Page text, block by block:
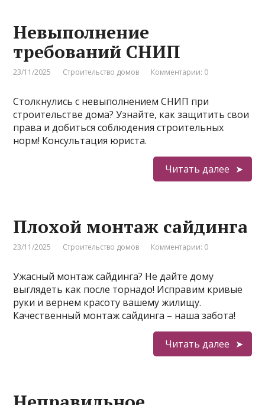
Невыполнение
требований СНИП
23/11/2025 Строительство домов Комментарии: 0
Столкнулись с невыполнением СНИП при
строительстве дома? Узнайте, как защитить свои
права и добиться соблюдения строительных
норм! Консультация юриста.
Читать далее
Плохой монтаж сайдинга
23/11/2025 Строительство домов Комментарии: 0
Ужасный монтаж сайдинга? Не дайте дому
выглядеть как после торнадо! Исправим кривые
руки и вернем красоту вашему жилищу.
Качественный монтаж сайдинга – наша забота!
Читать далее